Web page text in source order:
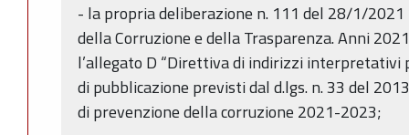
- la propria deliberazione n. 111 del 28/1/2021
della Corruzione e della Trasparenza. Anni
l’allegato D “Direttiva di indirizzi interpretativi
di pubblicazione previsti dal d.lgs. n. 33 del
di prevenzione della corruzione 2021-2023;